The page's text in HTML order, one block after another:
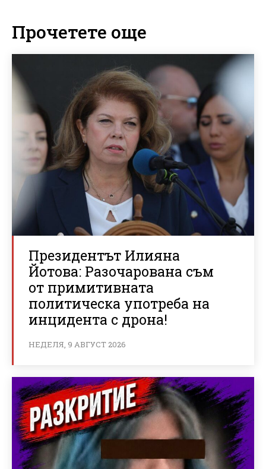
Прочетете още
Президентът Илияна
Йотова: Разочарована съм
от примитивната
политическа употреба на
инцидента с дрона!
НЕДЕЛЯ, 9 АВГУСТ 2026